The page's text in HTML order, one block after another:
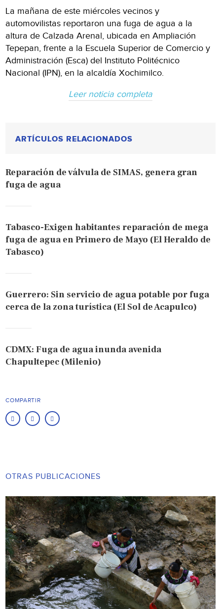
La mañana de este miércoles vecinos y
automovilistas reportaron una fuga de agua a la
altura de Calzada Arenal, ubicada en Ampliación
Tepepan, frente a la Escuela Superior de Comercio y
Administración (Esca) del Instituto Politécnico
Nacional (IPN), en la alcaldía Xochimilco.
Leer noticia completa
ARTÍCULOS RELACIONADOS
Reparación de válvula de SIMAS, genera gran
fuga de agua
Tabasco-Exigen habitantes reparación de mega
fuga de agua en Primero de Mayo (El Heraldo de
Tabasco)
Guerrero: Sin servicio de agua potable por fuga
cerca de la zona turística (El Sol de Acapulco)
CDMX: Fuga de agua inunda avenida
Chapultepec (Milenio)
COMPARTIR
OTRAS PUBLICACIONES